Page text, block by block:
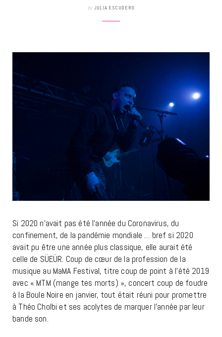
by JULIA ESCUDERO
Si 2020 n’avait pas été l’année du Coronavirus, du
confinement, de la pandémie mondiale … bref si 2020
avait pu être une année plus classique, elle aurait été
celle de SÜEÜR. Coup de cœur de la profession de la
musique au MaMA Festival, titre coup de point à l’été 2019
avec « MTM (mange tes morts) », concert coup de foudre
à la Boule Noire en janvier, tout était réuni pour promettre
à Théo Cholbi et ses acolytes de marquer l’année par leur
bande son.